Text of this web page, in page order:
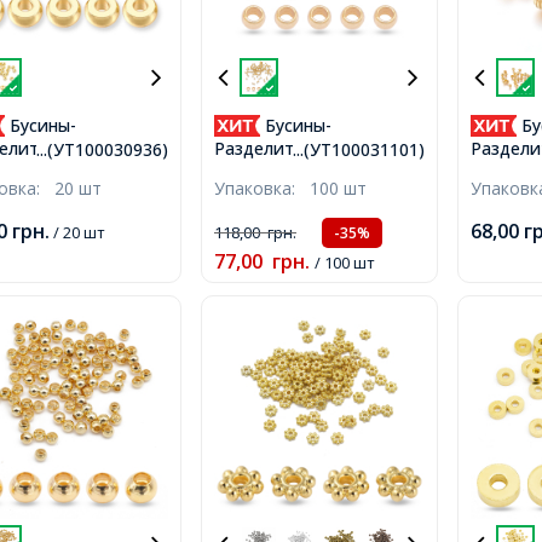
...(УТ100030936)
Бусины-
Круглые,
1.6мм,
20 шт
грн. / 20 шт
...(УТ100031101)
Бусины-
Разделители
Рондель, Позолота 24К,
2х1мм, Отверстие 1мм,
Упаковка: 100 шт
118,00грн. -35%
77,00 грн. / 100 шт
68,00